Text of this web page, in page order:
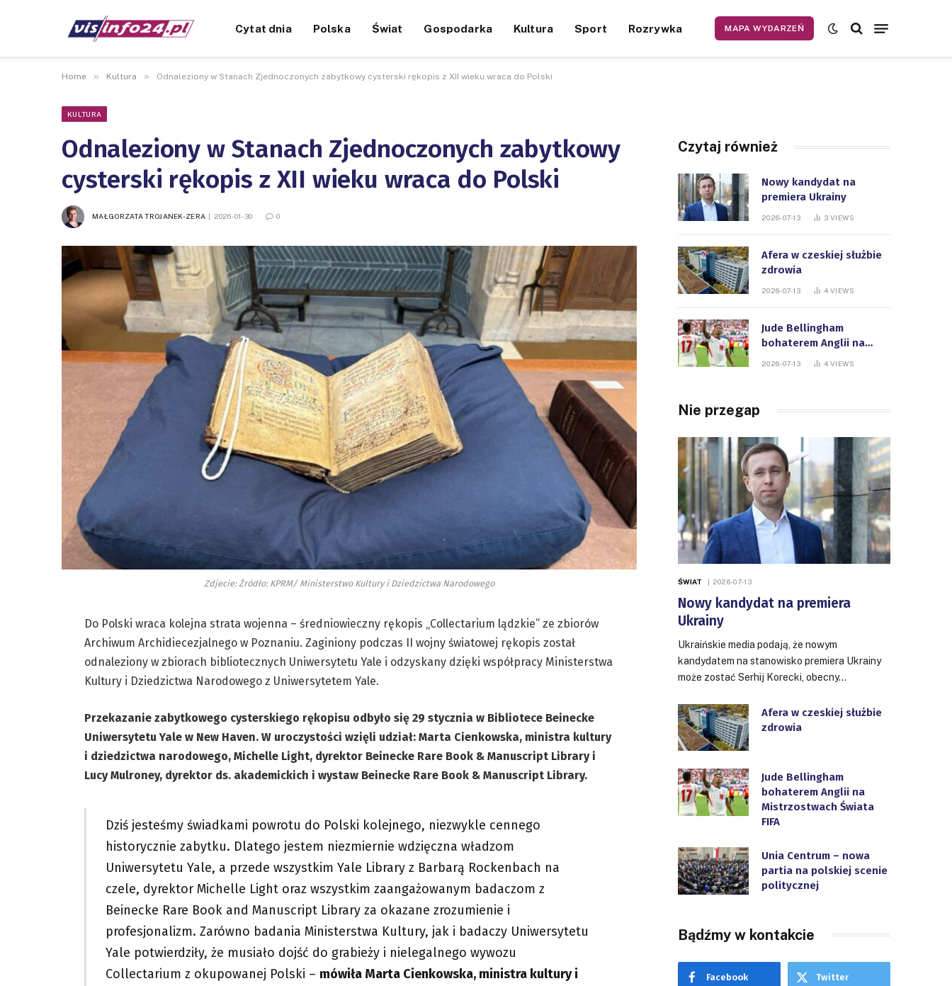
Cytat dnia Polska Świat Gospodarka Kultura Sport Rozrywka MAPA WYDARZEŃ
Home » Kultura » Odnaleziony w Stanach Zjednoczonych zabytkowy cysterski rękopis z XII wieku wraca do Polski
KULTURA
Odnaleziony w Stanach Zjednoczonych zabytkowy
cysterski rękopis z XII wieku wraca do Polski
MAŁGORZATA TROJANEK-ZERA 2026-01-30 0
Zdjecie: Źródło: KPRM/ Ministerstwo Kultury i Dziedzictwa Narodowego
Do Polski wraca kolejna strata wojenna – średniowieczny rękopis „Collectarium lądzkie” ze zbiorów
Archiwum Archidiecezjalnego w Poznaniu. Zaginiony podczas II wojny światowej rękopis został
odnaleziony w zbiorach bibliotecznych Uniwersytetu Yale i odzyskany dzięki współpracy Ministerstwa
Kultury i Dziedzictwa Narodowego z Uniwersytetem Yale.
Przekazanie zabytkowego cysterskiego rękopisu odbyło się 29 stycznia w Bibliotece Beinecke
Uniwersytetu Yale w New Haven. W uroczystości wzięli udział: Marta Cienkowska, ministra kultury
i dziedzictwa narodowego, Michelle Light, dyrektor Beinecke Rare Book & Manuscript Library i
Lucy Mulroney, dyrektor ds. akademickich i wystaw Beinecke Rare Book & Manuscript Library.
Dziś jesteśmy świadkami powrotu do Polski kolejnego, niezwykle cennego
historycznie zabytku. Dlatego jestem niezmiernie wdzięczna władzom
Uniwersytetu Yale, a przede wszystkim Yale Library z Barbarą Rockenbach na
czele, dyrektor Michelle Light oraz wszystkim zaangażowanym badaczom z
Beinecke Rare Book and Manuscript Library za okazane zrozumienie i
profesjonalizm. Zarówno badania Ministerstwa Kultury, jak i badaczy Uniwersytetu
Yale potwierdziły, że musiało dojść do grabieży i nielegalnego wywozu
Collectarium z okupowanej Polski – mówiła Marta Cienkowska, ministra kultury i
Czytaj również
Nowy kandydat na
premiera Ukrainy
2026-07-13 3 VIEWS
Afera w czeskiej służbie
zdrowia
2026-07-13 4 VIEWS
Jude Bellingham
bohaterem Anglii na
Mistrzostwach Świata
2026-07-13 4 VIEWS
Nie przegap
ŚWIAT 2026-07-13
Nowy kandydat na premiera
Ukrainy
Ukraińskie media podają, że nowym
kandydatem na stanowisko premiera Ukrainy
może zostać Serhij Korecki, obecny…
Afera w czeskiej służbie
zdrowia
Jude Bellingham
bohaterem Anglii na
Mistrzostwach Świata
FIFA
Unia Centrum – nowa
partia na polskiej scenie
politycznej
Bądźmy w kontakcie
Facebook Twitter